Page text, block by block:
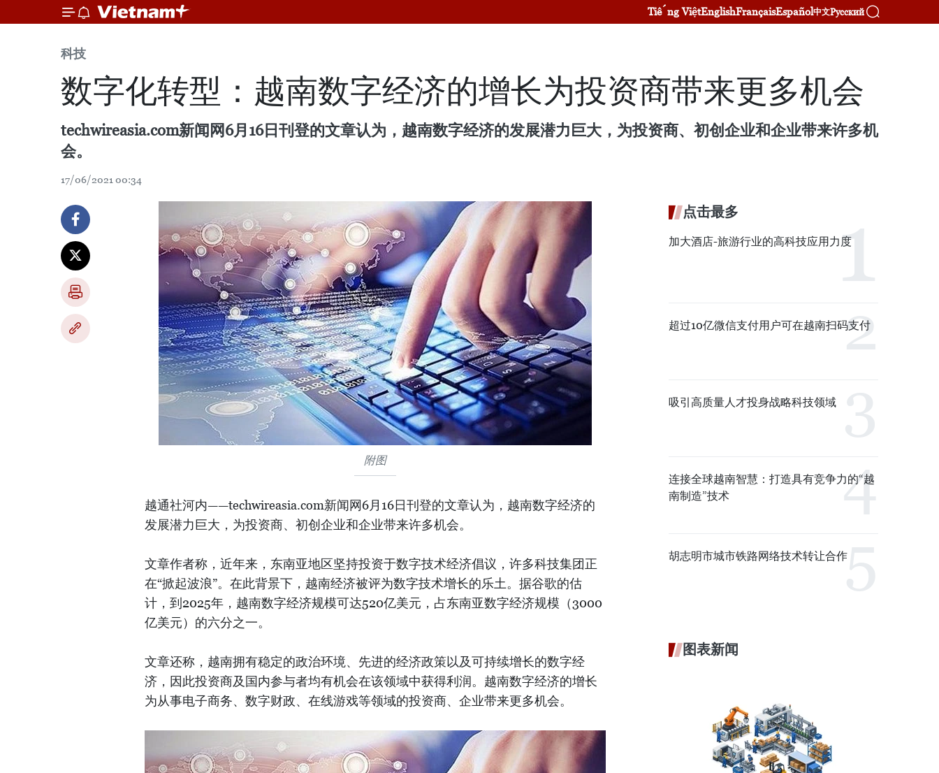
Tiếng ViệtEnglishFrançaisEspañol中文Русский
科技
数字化转型：越南数字经济的增长为投资商带来更多机会
techwireasia.com新闻网6月16日刊登的文章认为，越南数字经济的发展潜力巨大，为投资商、初创企业和企业带来许多机
会。
17/06/2021 00:34
附图
越通社河内——techwireasia.com新闻网6月16日刊登的文章认为，越南数字经济的
发展潜力巨大，为投资商、初创企业和企业带来许多机会。
文章作者称，近年来，东南亚地区坚持投资于数字技术经济倡议，许多科技集团正
在“掀起波浪”。在此背景下，越南经济被评为数字技术增长的乐土。据谷歌的估
计，到2025年，越南数字经济规模可达520亿美元，占东南亚数字经济规模（3000
亿美元）的六分之一。
文章还称，越南拥有稳定的政治环境、先进的经济政策以及可持续增长的数字经
济，因此投资商及国内参与者均有机会在该领域中获得利润。越南数字经济的增长
为从事电子商务、数字财政、在线游戏等领域的投资商、企业带来更多机会。
点击最多
加大酒店-旅游行业的高科技应用力度
超过10亿微信支付用户可在越南扫码支付
吸引高质量人才投身战略科技领域
连接全球越南智慧：打造具有竞争力的“越
南制造”技术
胡志明市城市铁路网络技术转让合作
图表新闻